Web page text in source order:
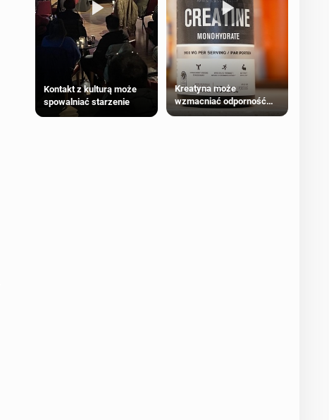
Kontakt z kulturą może
spowalniać starzenie
Kreatyna może
wzmacniać odporność
przeciw nowotworom